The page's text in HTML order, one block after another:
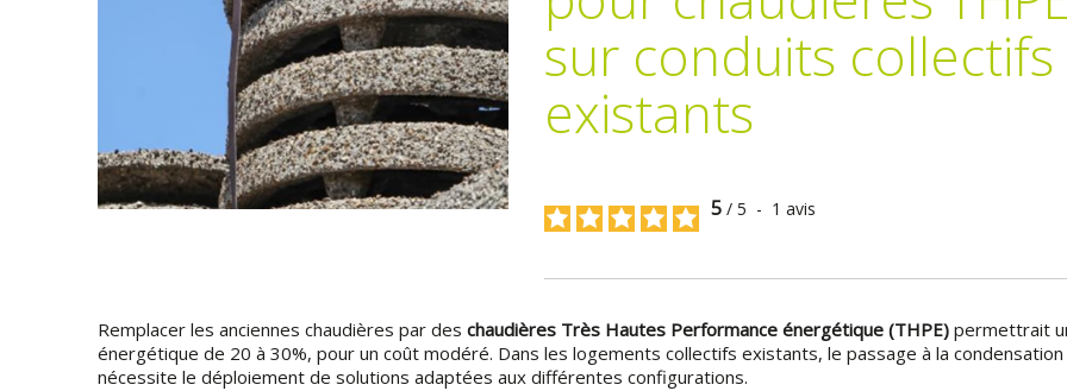
sur conduits collectifs
existants
5 / 5 - 1 avis
Remplacer les anciennes chaudières par des chaudières Très Hautes Performance énergétique (THPE) permettrait
énergétique de 20 à 30%, pour un coût modéré. Dans les logements collectifs existants, le passage à la condensation
nécessite le déploiement de solutions adaptées aux différentes configurations.